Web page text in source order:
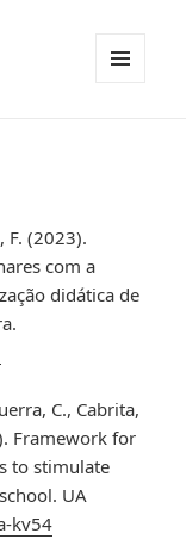
F. (2023).
com a
didática de
C., Cabrita,
Framework for
to stimulate
UA
kv54